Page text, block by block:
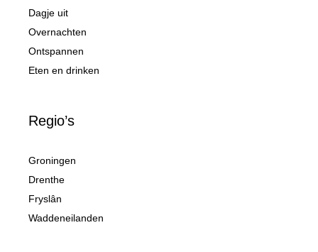
Dagje uit
Overnachten
Ontspannen
Eten en drinken
Regio’s
Groningen
Drenthe
Fryslân
Waddeneilanden